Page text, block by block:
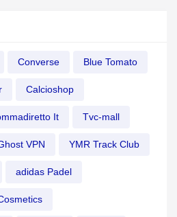
Converse Blue Tomato
Calcioshop
It Tvc-mall
VPN YMR Track Club
adidas Padel